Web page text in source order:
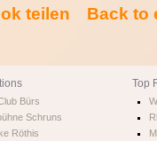
teilen Back to
Bürs
Schruns
Röthis
Top